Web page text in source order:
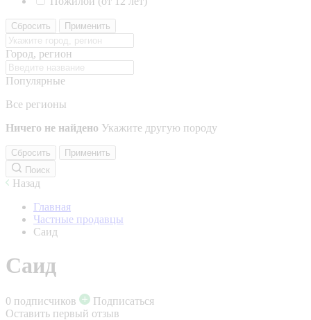
Сбросить Применить
Город, регион
Популярные
Все регионы
Ничего не найдено Укажите другую породу
Сбросить
Применить
Поиск
Назад
Главная
Частные продавцы
Саид
Саид
0 подписчиков
Подписаться
Оставить первый отзыв